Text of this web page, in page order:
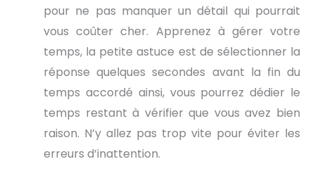
pour ne pas manquer un détail qui pourrait
vous coûter cher. Apprenez à gérer votre
temps, la petite astuce est de sélectionner la
réponse quelques secondes avant la fin du
temps accordé ainsi, vous pourrez dédier le
temps restant à vérifier que vous avez bien
raison. N’y allez pas trop vite pour éviter les
erreurs d’inattention.